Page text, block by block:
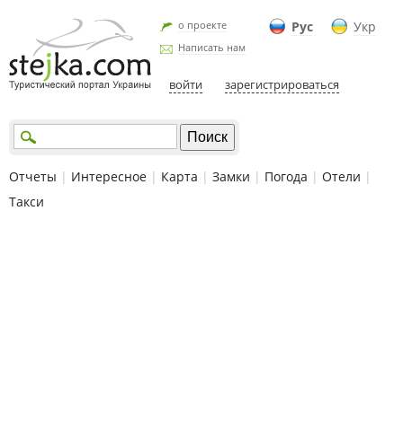
Рус Укр
о проекте
Написать нам
войти зарегистрироваться
Отчеты | Интересное | Карта | Замки | Погода | Отели |
Такси